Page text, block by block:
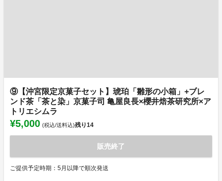
⑨【沖宮限定京菓子セット】琥珀「雛形の小箱」+ブレ
ンド茶「茶と染」京菓子司 亀屋良長×櫻井焙茶研究所×ア
トリエシムラ
¥5,000 (税込/送料込)残り14
販売終了
ご提供予定時期：5月以降で順次発送